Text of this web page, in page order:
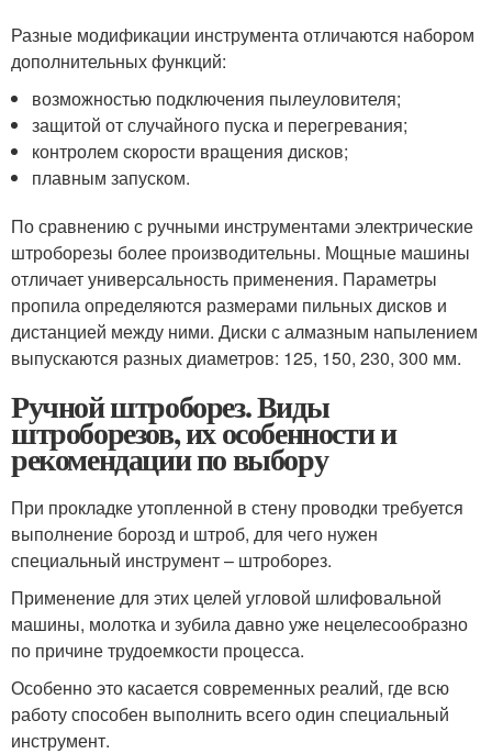
Разные модификации инструмента отличаются набором
дополнительных функций:
возможностью подключения пылеуловителя;
защитой от случайного пуска и перегревания;
контролем скорости вращения дисков;
плавным запуском.
По сравнению с ручными инструментами электрические
штроборезы более производительны. Мощные машины
отличает универсальность применения. Параметры
пропила определяются размерами пильных дисков и
дистанцией между ними. Диски с алмазным напылением
выпускаются разных диаметров: 125, 150, 230, 300 мм.
Ручной штроборез. Виды
штроборезов, их особенности и
рекомендации по выбору
При прокладке утопленной в стену проводки требуется
выполнение борозд и штроб, для чего нужен
специальный инструмент – штроборез.
Применение для этих целей угловой шлифовальной
машины, молотка и зубила давно уже нецелесообразно
по причине трудоемкости процесса.
Особенно это касается современных реалий, где всю
работу способен выполнить всего один специальный
инструмент.